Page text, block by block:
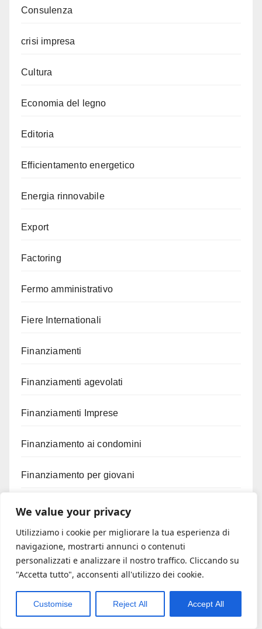
We value your privacy
Utilizziamo i cookie per migliorare la tua esperienza di
navigazione, mostrarti annunci o contenuti
personalizzati e analizzare il nostro traffico. Cliccando su
"Accetta tutto", acconsenti all'utilizzo dei cookie.
Customise Reject All Accept All
Consulenza
crisi impresa
Cultura
Economia del legno
Editoria
Efficientamento energetico
Energia rinnovabile
Export
Factoring
Fermo amministrativo
Fiere Internationali
Finanziamenti
Finanziamenti agevolati
Finanziamenti Imprese
Finanziamento ai condomini
Finanziamento per giovani
Fisco
Fotovoltaico
Giustizia